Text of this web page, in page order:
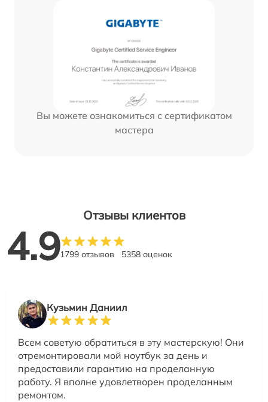
Вы можете ознакомиться с сертификатом
мастера
Отзывы клиентов
4.91799 отзывов 5358 оценок
Кузьмин Даниил
Всем советую обратиться в эту мастерскую! Они
отремонтировали мой ноутбук за день и
предоставили гарантию на проделанную
работу. Я вполне удовлетворен проделанным
ремонтом.